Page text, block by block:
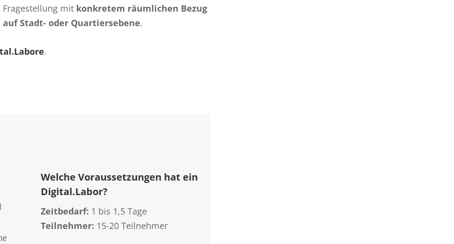
Fragestellung mit konkretem räumlichen Bezug
auf Stadt- oder Quartiersebene.
.
Welche Voraussetzungen hat ein
Digital.Labor?
Zeitbedarf: 1 bis 1,5 Tage
Teilnehmer: 15-20 Teilnehmer